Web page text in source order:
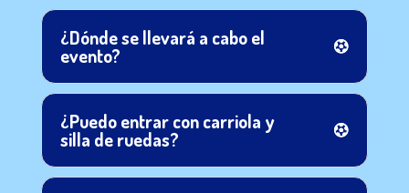
¿Dónde se llevará a cabo el
evento?
¿Puedo entrar con carriola y
silla de ruedas?